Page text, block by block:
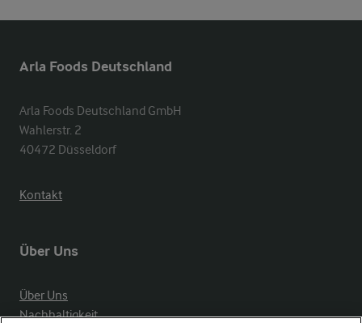
Arla Foods Deutschland
Arla Foods Deutschland GmbH
Wahlerstr. 2
40472 Düsseldorf
Kontakt
Über Uns
Über Uns
Nachhaltigkeit